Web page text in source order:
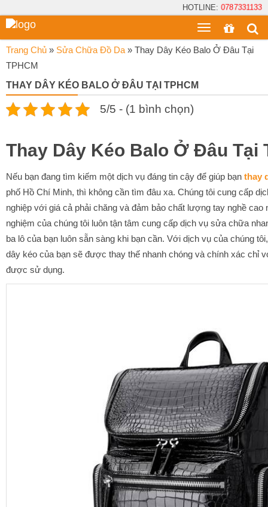
HOTLINE: 0787331133
Toggle
menu
Trang Chủ » Sửa Chữa Đồ Da » Thay Dây Kéo Balo Ở Đâu Tại
TPHCM
THAY DÂY KÉO BALO Ở ĐÂU TẠI TPHCM
5/5 - (1 bình chọn)
Thay Dây Kéo Balo Ở Đâu Tại
Nếu bạn đang tìm kiếm một dịch vụ đáng tin cậy để giúp bạn thay
phố Hồ Chí Minh, thì không cần tìm đâu xa. Chúng tôi cung cấp
nghiệp với giá cả phải chăng và đảm bảo chất lượng tay nghề cao
nghiệm của chúng tôi luôn tận tâm cung cấp dịch vụ sửa chữa
ba lô của bạn luôn sẵn sàng khi bạn cần. Với dịch vụ của chúng
dây kéo của bạn sẽ được thay thế nhanh chóng và chính xác chỉ
được sử dụng.